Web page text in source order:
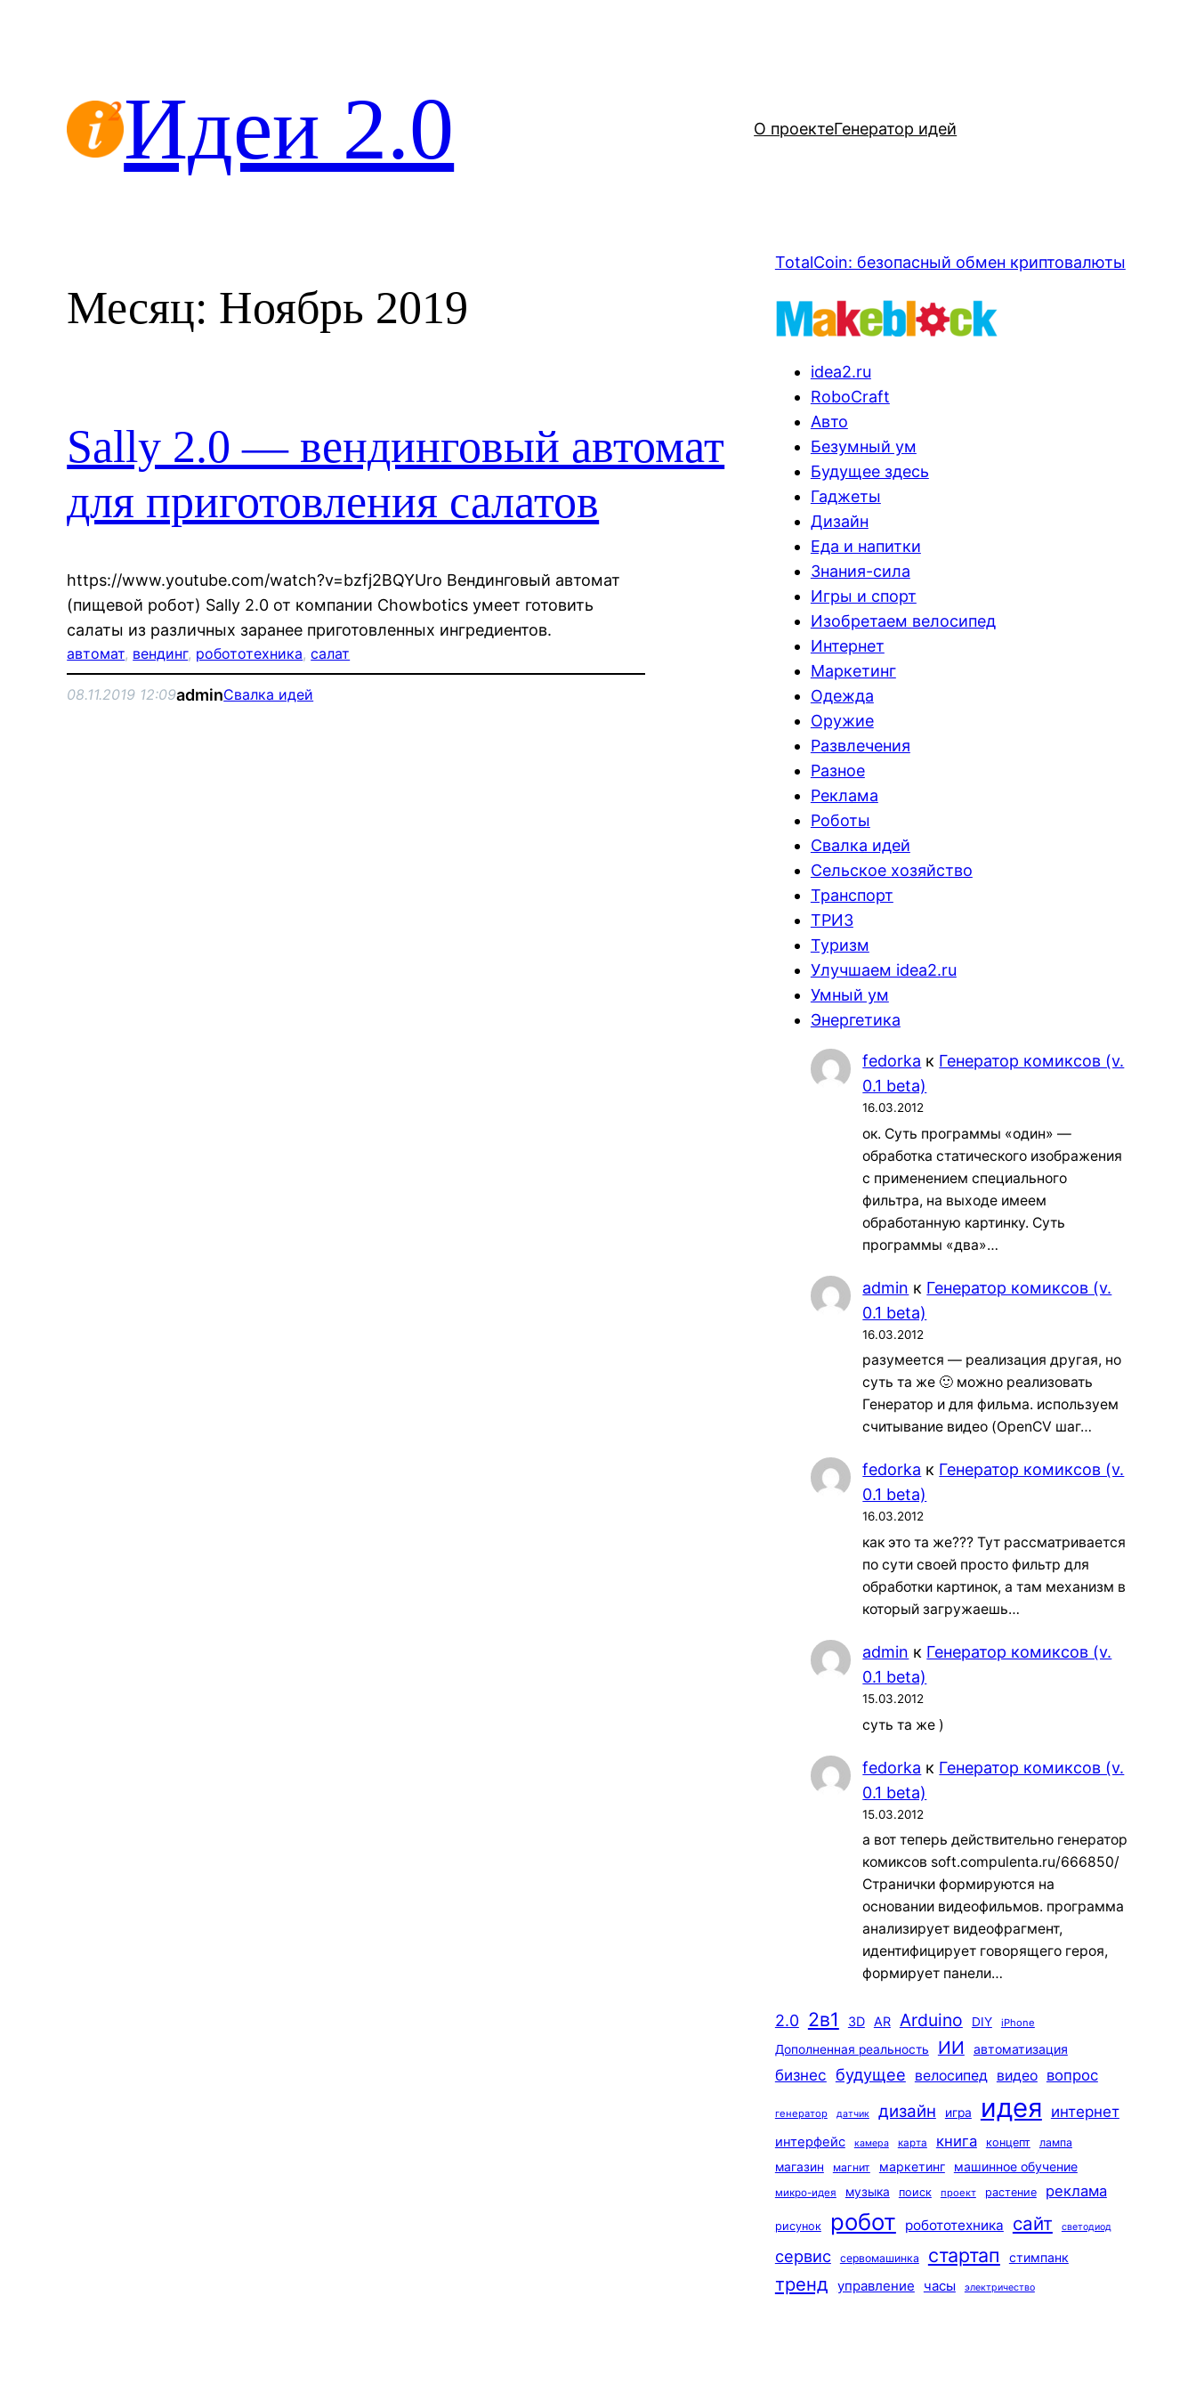
Идеи 2.0 О проектеГенератор идей
Месяц: Ноябрь 2019
Sally 2.0 — вендинговый автомат
для приготовления салатов
https://www.youtube.com/watch?v=bzfj2BQYUro Вендинговый автомат
(пищевой робот) Sally 2.0 от компании Chowbotics умеет готовить
салаты из различных заранее приготовленных ингредиентов.
автомат, вендинг, робототехника, салат
08.11.2019 12:09adminСвалка идей
TotalCoin: безопасный обмен криптовалюты
idea2.ru
RoboCraft
Авто
Безумный ум
Будущее здесь
Гаджеты
Дизайн
Еда и напитки
Знания-сила
Игры и спорт
Изобретаем велосипед
Интернет
Маркетинг
Одежда
Оружие
Развлечения
Разное
Реклама
Роботы
Свалка идей
Сельское хозяйство
Транспорт
ТРИЗ
Туризм
Улучшаем idea2.ru
Умный ум
Энергетика
fedorka к Генератор комиксов (v.
0.1 beta)
16.03.2012
ок. Суть программы «один» —
обработка статического изображения
с применением специального
фильтра, на выходе имеем
обработанную картинку. Суть
программы «два»…
admin к Генератор комиксов (v.
0.1 beta)
16.03.2012
разумеется — реализация другая, но
суть та же 🙂 можно реализовать
Генератор и для фильма. используем
считывание видео (OpenCV шаг…
fedorka к Генератор комиксов (v.
0.1 beta)
16.03.2012
как это та же??? Тут рассматривается
по сути своей просто фильтр для
обработки картинок, а там механизм в
который загружаешь…
admin к Генератор комиксов (v.
0.1 beta)
15.03.2012
суть та же )
fedorka к Генератор комиксов (v.
0.1 beta)
15.03.2012
а вот теперь действительно генератор
комиксов soft.compulenta.ru/666850/
Странички формируются на
основании видеофильмов. программа
анализирует видеофрагмент,
идентифицирует говорящего героя,
формирует панели…
2.0 2в1 3D AR Arduino DIY iPhone
Дополненная реальность ИИ автоматизация
бизнес будущее велосипед видео вопрос
генератор датчик дизайн игра идея интернет
интерфейс камера карта книга концепт лампа
магазин магнит маркетинг машинное обучение
микро-идея музыка поиск проект растение реклама
рисунок робот робототехника сайт светодиод
сервис сервомашинка стартап стимпанк
тренд управление часы электричество